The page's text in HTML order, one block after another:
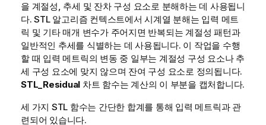
을 계절성, 추세 및 잔차 구성 요소로 분해하는 데 사용됩니
다. STL 알고리즘 컨텍스트에서 시계열 분해는 입력 메트
릭 및 기타 매개 변수가 주어지면 반복되는 계절성 패턴과
일반적인 추세를 식별하는 데 사용됩니다. 이 작업을 수행
할 때 입력 메트릭의 변동 중 일부는 계절성 구성 요소나 추
세 구성 요소에 맞지 않으며 잔여 구성 요소로 정의됩니다.
STL_Residual 차트 함수는 계산의 이 부분을 캡처합니다.
세 가지 STL 함수는 간단한 합계를 통해 입력 메트릭과 관
련되어 있습니다.